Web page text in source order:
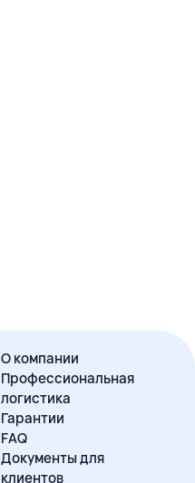
О компании
Профессиональная
логистика
Гарантии
FAQ
Документы для
клиентов